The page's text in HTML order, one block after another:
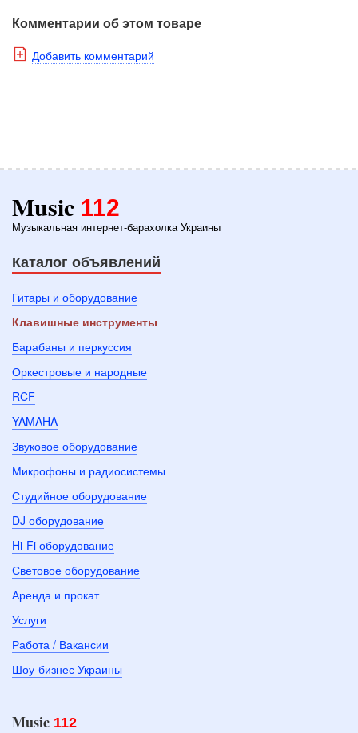
Комментарии об этом товаре
Добавить комментарий
Music 112
Музыкальная интернет-барахолка Украины
Каталог объявлений
Гитары и оборудование
Клавишные инструменты
Барабаны и перкуссия
Оркестровые и народные
RCF
YAMAHA
Звуковое оборудование
Микрофоны и радиосистемы
Студийное оборудование
DJ оборудование
Hi-Fi оборудование
Световое оборудование
Аренда и прокат
Услуги
Работа / Вакансии
Шоу-бизнес Украины
Music 112